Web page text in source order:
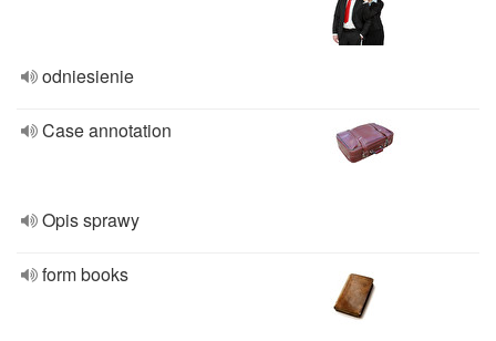
odniesienie
Case annotation
Opis sprawy
form books